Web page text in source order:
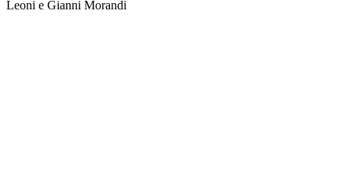
Leoni e Gianni Morandi